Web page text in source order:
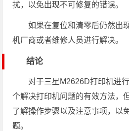
扰，以免出现不可修复的错误。
如果在复位和清零后仍然出
机厂商或者维修人员进行解决。
结论
对于三星M2626D打印机进
个解决打印机问题的有效方法，
了解操作步骤以及注意事项，以
题。